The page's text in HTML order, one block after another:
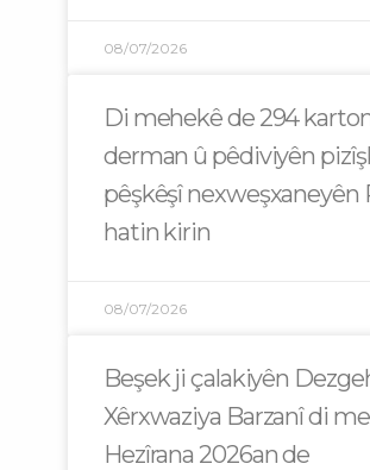
08/07/2026
Di mehekê de 294
derman û pêdiviyên
pêşkêşî nexweşxaneyên
hatin kirin
08/07/2026
Beşek ji çalakiyên
Xêrxwaziya Barzanî di
Hezîrana 2026an de